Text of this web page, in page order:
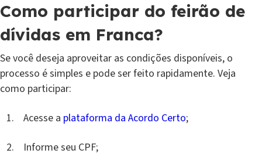
Como participar do feirão de
dívidas em Franca?
Se você deseja aproveitar as condições disponíveis, o
processo é simples e pode ser feito rapidamente. Veja
como participar:
Acesse a plataforma da Acordo Certo;
Informe seu CPF;